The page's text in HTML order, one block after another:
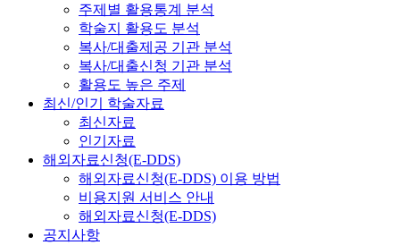
주제별 활용통계 분석
학술지 활용도 분석
복사/대출제공 기관 분석
복사/대출신청 기관 분석
활용도 높은 주제
최신/인기 학술자료
최신자료
인기자료
해외자료신청(E-DDS)
해외자료신청(E-DDS) 이용 방법
비용지원 서비스 안내
해외자료신청(E-DDS)
공지사항